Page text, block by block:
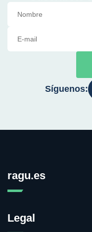
Síguenos:
ragu.es
Legal